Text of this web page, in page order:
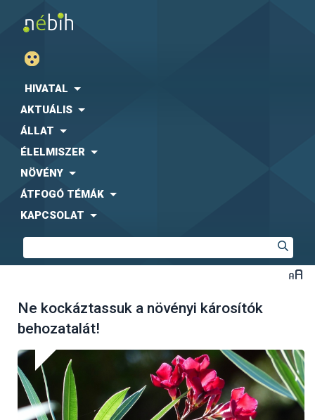
HIVATAL
AKTUÁLIS
ÁLLAT
ÉLELMISZER
NÖVÉNY
ÁTFOGÓ TÉMÁK
KAPCSOLAT
Ne kockáztassuk a növényi károsítók
behozatalát!